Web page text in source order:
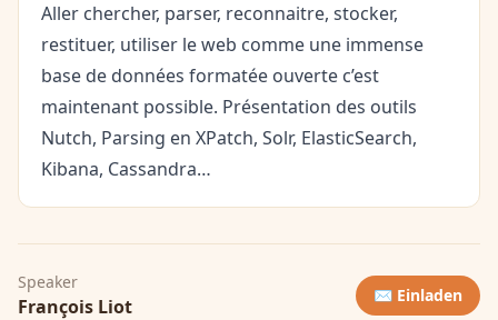
Aller chercher, parser, reconnaitre, stocker,
restituer, utiliser le web comme une immense
base de données formatée ouverte c’est
maintenant possible. Présentation des outils
Nutch, Parsing en XPatch, Solr, ElasticSearch,
Kibana, Cassandra…
Speaker
François Liot ✉️ Einladen